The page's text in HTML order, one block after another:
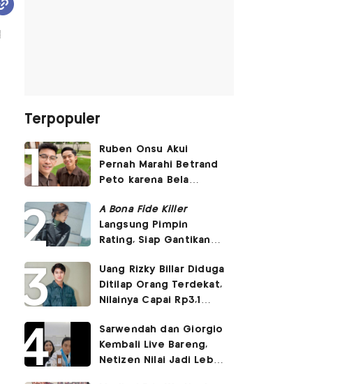
Terpopuler
Ruben Onsu Akui
Pernah Marahi Betrand
Peto karena Bela
A Bona Fide Killer
Langsung Pimpin
Rating, Siap Gantikan
Uang Rizky Billar Diduga
Ditilap Orang Terdekat,
Nilainya Capai Rp3,1
Sarwendah dan Giorgio
Kembali Live Bareng,
Netizen Nilai Jadi Lebih